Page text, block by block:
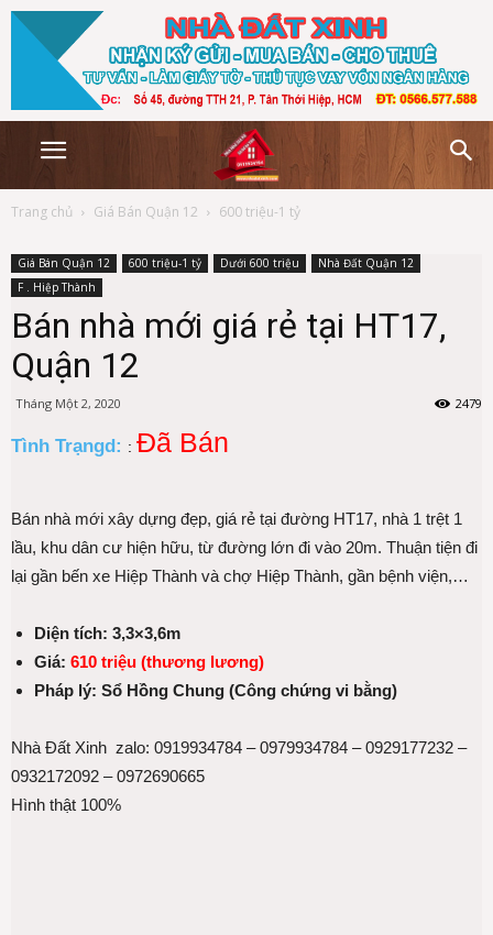
Trang chủ Giá Bán Quận 12 600 triệu-1 tỷ
Giá Bán Quận 12 600 triệu-1 tỷ Dưới 600 triệu
Nhà Đất Quận 12
F . Hiệp Thành
Bán nhà mới giá rẻ tại HT17,
Quận 12
Tháng Một 2, 2020 2479
Tình Trạngd: : Đã Bán
Bán nhà mới xây dựng đẹp, giá rẻ tại đường HT17, nhà 1 trệt 1
lầu, khu dân cư hiện hữu, từ đường lớn đi vào 20m. Thuận tiện đi
lại gần bến xe Hiệp Thành và chợ Hiệp Thành, gần bệnh viện,…
Diện tích: 3,3×3,6m
Giá: 610 triệu (thương lương)
Pháp lý: Sổ Hồng Chung (Công chứng vi bằng)
Nhà Đất Xinh zalo: 0919934784 – 0979934784 – 0929177232 –
0932172092 – 0972690665
Hình thật 100%